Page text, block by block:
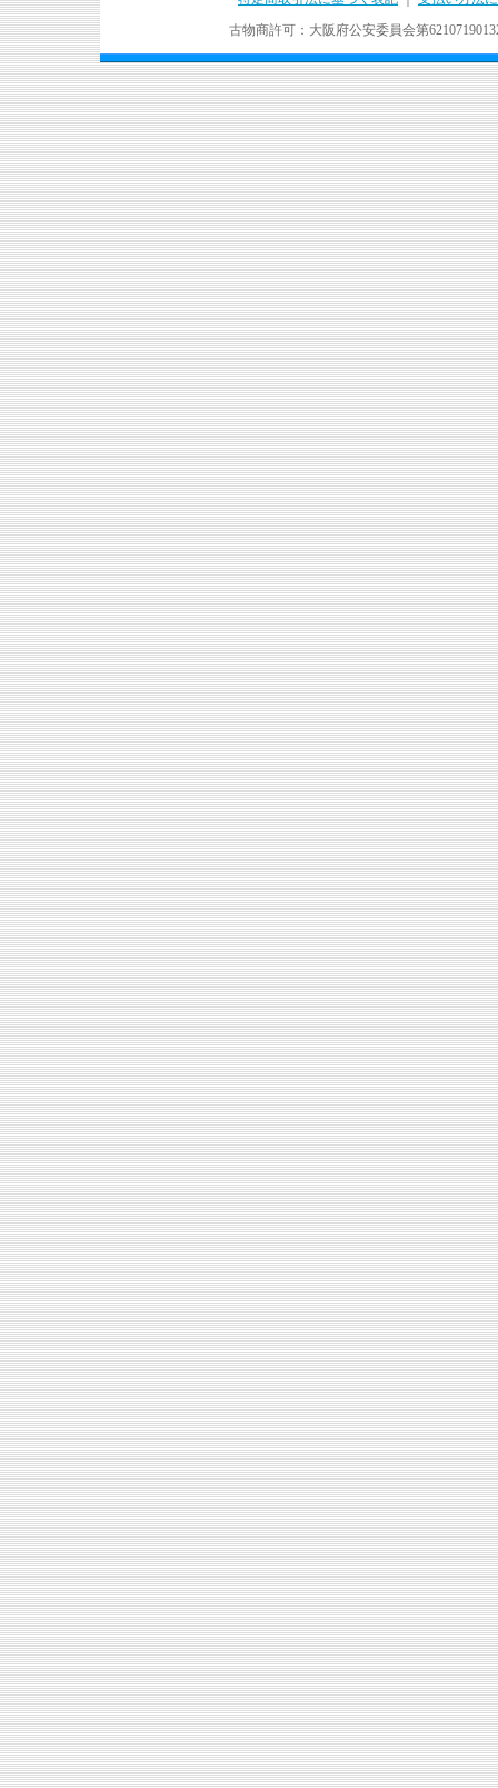
古物商許可：大阪府公安委員会第